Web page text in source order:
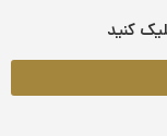
کنید